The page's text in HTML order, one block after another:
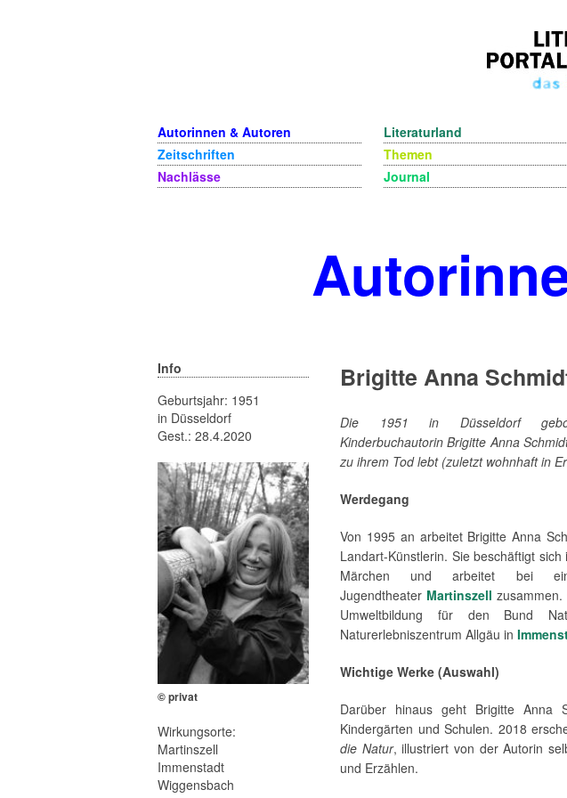
Autorinnen & Autoren
Zeitschriften
Nachlässe
Literaturland
Themen
Journal
Info
Geburtsjahr: 1951
in Düsseldorf
Gest.: 28.4.2020
© privat
Wirkungsorte:
Martinszell
Immenstadt
Wiggensbach
Brigitte Anna
Die 1951 in Düsseldorf
Kinderbuchautorin Brigitte Anna
zu ihrem Tod lebt (zuletzt wohnhaft in
Werdegang
Von 1995 an arbeitet Brigitte Anna
Landart-Künstlerin. Sie beschäftigt
Märchen und arbeitet bei
Jugendtheater Martinszell
Umweltbildung für den Bund
Naturerlebniszentrum Allgäu in
Wichtige Werke (Auswahl)
Darüber hinaus geht Brigitte Anna
Kindergärten und Schulen. 2018
die Natur, illustriert von der Autorin
und Erzählen.